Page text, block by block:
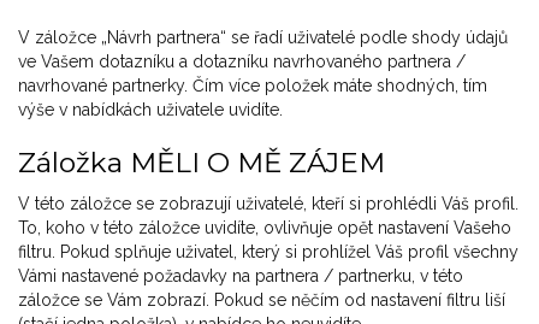
V záložce „Návrh partnera“ se řadí uživatelé podle shody údajů
ve Vašem dotazníku a dotazníku navrhovaného partnera /
navrhované partnerky. Čím více položek máte shodných, tím
výše v nabídkách uživatele uvidíte.
Záložka MĚLI O MĚ ZÁJEM
V této záložce se zobrazují uživatelé, kteří si prohlédli Váš profil.
To, koho v této záložce uvidíte, ovlivňuje opět nastavení Vašeho
filtru. Pokud splňuje uživatel, který si prohlížel Váš profil všechny
Vámi nastavené požadavky na partnera / partnerku, v této
záložce se Vám zobrazí. Pokud se něčím od nastavení filtru liší